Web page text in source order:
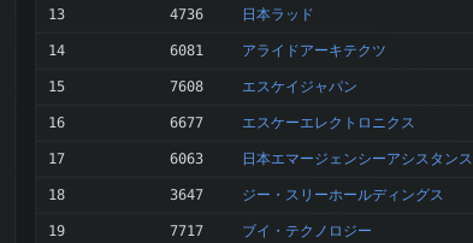
13 4736 日本ラッド
14 6081 アライドアーキテクツ
15 7608 エスケイジャパン
16 6677 エスケーエレクトロニクス
17 6063 日本エマージェンシーアシスタンス
18 3647 ジー・スリーホールディングス
19 7717 ブイ・テクノロジー